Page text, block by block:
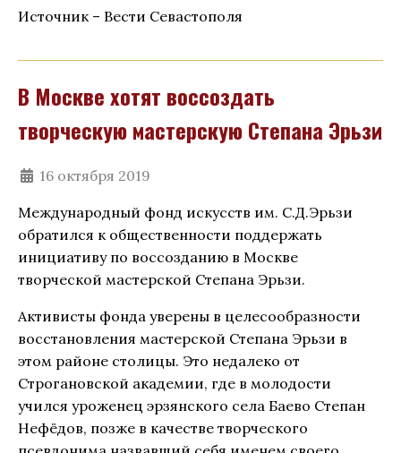
Источник – Вести Севастополя
В Москве хотят воссоздать
творческую мастерскую Степана Эрьзи
16 октября 2019
Международный фонд искусств им. С.Д.Эрьзи
обратился к общественности поддержать
инициативу по воссозданию в Москве
творческой мастерской Степана Эрьзи.
Активисты фонда уверены в целесообразности
восстановления мастерской Степана Эрьзи в
этом районе столицы. Это недалеко от
Строгановской академии, где в молодости
учился уроженец эрзянского села Баево Степан
Нефёдов, позже в качестве творческого